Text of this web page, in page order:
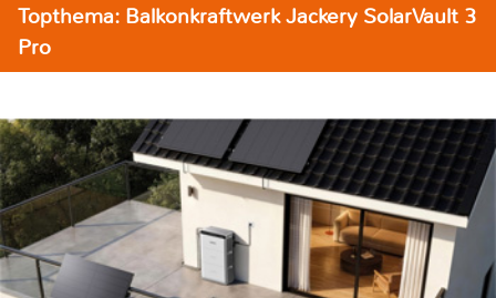
Topthema: Balkonkraftwerk Jackery SolarVault 3
Pro